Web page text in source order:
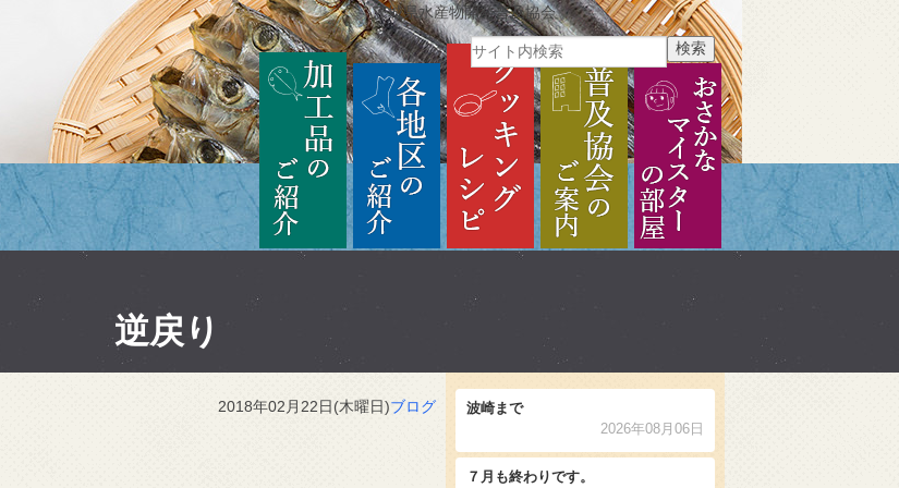
茨城県水産物開発普及協会
おさかなマイスターの部
普及協会のご案内
クッキングレシピ
各地区のご紹介
加工品のご紹介
逆戻り
2018年02月22日(木曜日)ブログ
波崎まで
2026年08月06日
７月も終わりです。